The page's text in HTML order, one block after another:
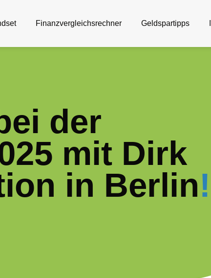
Finanzvergleichsrechner Geldspartipps
der
mit Dirk
in Berlin!